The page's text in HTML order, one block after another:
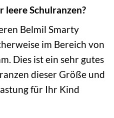
leere Schulranzen?
Belmil Smarty
im Bereich von
Dies ist ein sehr gutes
dieser Größe und
für Ihr Kind